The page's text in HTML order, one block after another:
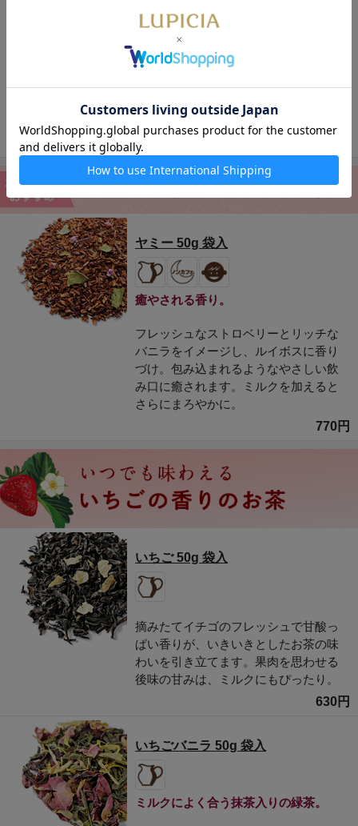
爽やかで上品な味わい。
華やかなスパークリングワインの香り
に重なるイチゴの甘い香り。ルピシア
を代表するフレーバード紅茶。
ヤミー 50g 袋入
癒やされる香り。
フレッシュなストロベリーとリッチな
バニラをイメージし、ルイボスに香り
づけ。包み込まれるようなやさしい飲
み口に癒されます。ミルクを加えると
さらにまろやかに。
770円
いちご 50g 袋入
摘みたてイチゴのフレッシュで甘酸っ
ぱい香りが、いきいきとしたお茶の味
わいを引き立てます。果肉を思わせる
後味の甘みは、ミルクにもぴったり。
630円
いちごバニラ 50g 袋入
ミルクによく合う抹茶入りの緑茶。